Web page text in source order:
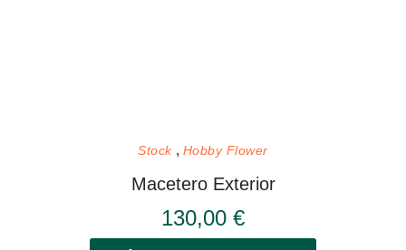
Stock Hobby Flower
Macetero Exterior
130,00 €